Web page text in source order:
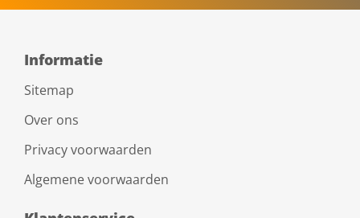
Informatie
Sitemap
Over ons
Privacy voorwaarden
Algemene voorwaarden